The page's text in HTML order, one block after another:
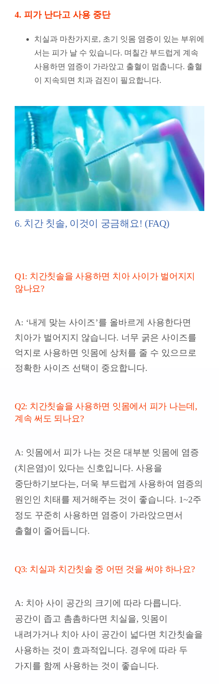
4. 피가 난다고 사용 중단
치실과 마찬가지로, 초기 잇몸 염증이 있는 부위에
서는 피가 날 수 있습니다. 며칠간 부드럽게 계속
사용하면 염증이 가라앉고 출혈이 멈춥니다. 출혈
이 지속되면 치과 검진이 필요합니다.
6. 치간 칫솔, 이것이 궁금해요! (FAQ)
Q1: 치간칫솔을 사용하면 치아 사이가 벌어지지
않나요?
A: ‘내게 맞는 사이즈’를 올바르게 사용한다면
치아가 벌어지지 않습니다. 너무 굵은 사이즈를
억지로 사용하면 잇몸에 상처를 줄 수 있으므로
정확한 사이즈 선택이 중요합니다.
Q2: 치간칫솔을 사용하면 잇몸에서 피가 나는데,
계속 써도 되나요?
A: 잇몸에서 피가 나는 것은 대부분 잇몸에 염증
(치은염)이 있다는 신호입니다. 사용을
중단하기보다는, 더욱 부드럽게 사용하여 염증의
원인인 치태를 제거해주는 것이 좋습니다. 1~2주
정도 꾸준히 사용하면 염증이 가라앉으면서
출혈이 줄어듭니다.
Q3: 치실과 치간칫솔 중 어떤 것을 써야 하나요?
A: 치아 사이 공간의 크기에 따라 다릅니다.
공간이 좁고 촘촘하다면 치실을, 잇몸이
내려가거나 치아 사이 공간이 넓다면 치간칫솔을
사용하는 것이 효과적입니다. 경우에 따라 두
가지를 함께 사용하는 것이 좋습니다.